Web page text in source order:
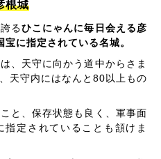
根城
るひこにゃんに毎日会える彦
に指定されている名城。
、天守に向かう道中からさま
天守内にはなんと80以上もの
と、保存状態も良く、軍事面
定されていることも頷けま